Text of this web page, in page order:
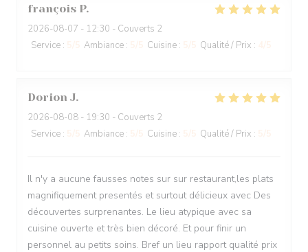
françois P
2026-08-07 - 12:30 - Couverts 2
Service : Ambiance : Cuisine : Qualité / Prix :
Dorion J
2026-08-08 - 19:30 - Couverts 2
Service : Ambiance : Cuisine : Qualité / Prix :
Il n'y a aucune fausses notes sur sur restaurant,les plats
magnifiquement presentés et surtout délicieux avec Des
découvertes surprenantes. Le lieu atypique avec sa
cuisine ouverte et très bien décoré. Et pour finir un
personnel au petits soins. Bref un lieu rapport qualité prix